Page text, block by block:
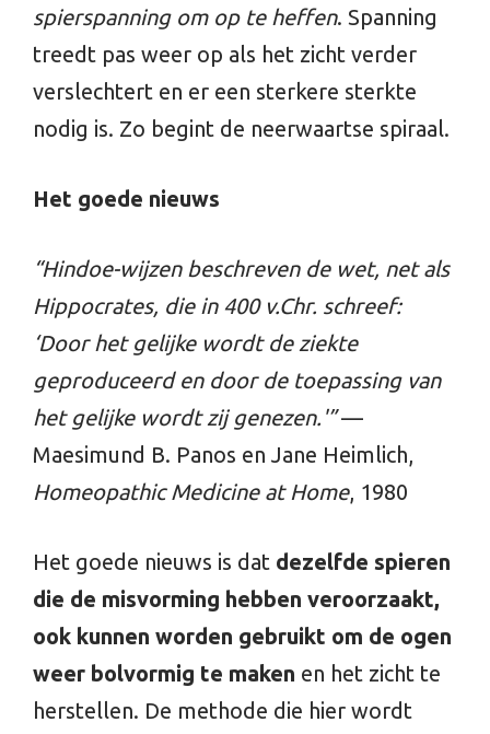
spierspanning om op te heffen. Spanning
treedt pas weer op als het zicht verder
verslechtert en er een sterkere sterkte
nodig is. Zo begint de neerwaartse spiraal.
Het goede nieuws
“Hindoe-wijzen beschreven de wet, net als
Hippocrates, die in 400 v.Chr. schreef:
‘Door het gelijke wordt de ziekte
geproduceerd en door de toepassing van
het gelijke wordt zij genezen.'”—
Maesimund B. Panos en Jane Heimlich,
Homeopathic Medicine at Home, 1980
Het goede nieuws is dat dezelfde spieren
die de misvorming hebben veroorzaakt,
ook kunnen worden gebruikt om de ogen
weer bolvormig te maken en het zicht te
herstellen. De methode die hier wordt